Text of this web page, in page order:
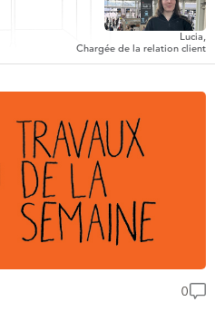
Lucia,
Chargée de la relation client
0